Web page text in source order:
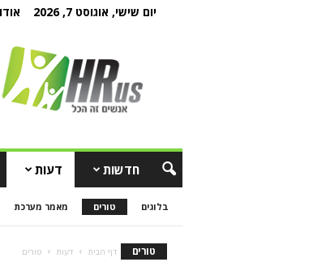
יום שישי, אוגוסט 7, 2026
חדשות דעות
בלוגים טורים מאמר מערכת
טורים דף הבית דעות טורים